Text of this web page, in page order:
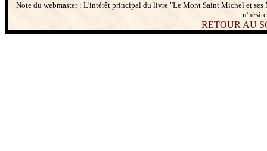
Note du webmaster : L'intérêt principal du livre "Le Mont Saint Michel et ses
RETOUR AU